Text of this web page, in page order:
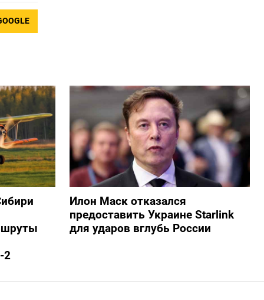
2
Илон Маск отказался
предоставить Украине Starlink
для ударов вглубь России